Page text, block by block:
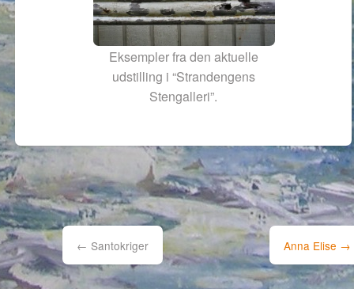
Eksempler fra den aktuelle
udstilling i “Strandengens
Stengalleri”.
Post
navigation
← Santokriger Anna Elise →